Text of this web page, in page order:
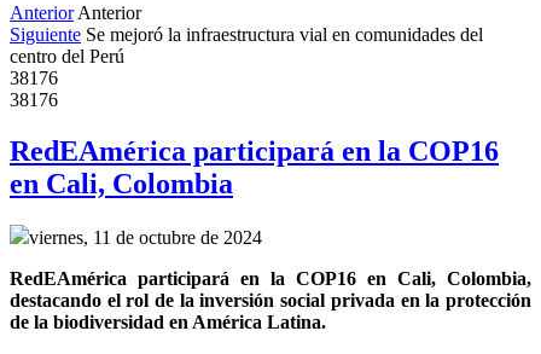
Anterior Anterior
Siguiente Se mejoró la infraestructura vial en comunidades del
centro del Perú
38176
38176
RedEAmérica participará en la COP16
en Cali, Colombia
viernes, 11 de octubre de 2024
RedEAmérica participará en la COP16 en Cali, Colombia,
destacando el rol de la inversión social privada en la protección
de la biodiversidad en América Latina.